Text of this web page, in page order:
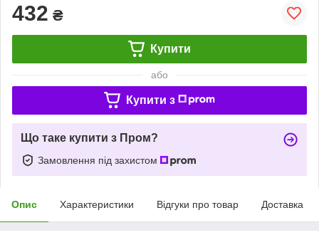
432 ₴
Купити
або
Купити з
Що таке купити з Пром?
Замовлення під захистом
Опис Характеристики Відгуки про товар Доставка